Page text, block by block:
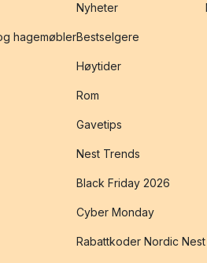
hagemøbler
Nyheter
Bestselgere
Høytider
Rom
Gavetips
Nest Trends
Black Friday 2026
Cyber Monday
Rabattkoder Nordic Nest